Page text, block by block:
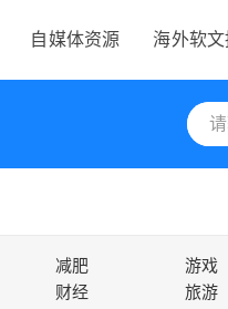
海外软文
自媒体资源
减肥 游戏
财经 旅游